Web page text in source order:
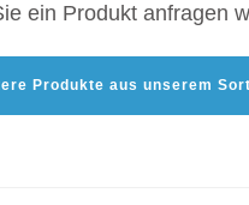
ein Produkt anfragen
Produkte aus unserem